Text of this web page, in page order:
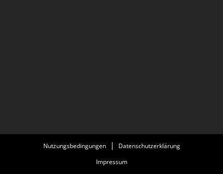
Nutzungsbedingungen
Datenschutzerklärung
Impressum